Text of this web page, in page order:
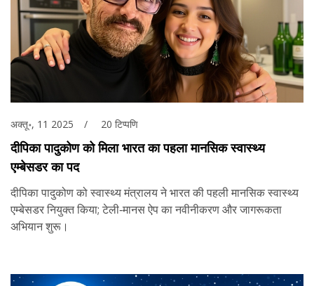
अक्तू॰, 11 2025 20 टिप्पणि
दीपिका पादुकोण को मिला भारत का पहला मानसिक स्वास्थ्य
एम्बेसडर का पद
दीपिका पादुकोण को स्वास्थ्य मंत्रालय ने भारत की पहली मानसिक स्वास्थ्य
एम्बेसडर नियुक्त किया; टेली‑मानस ऐप का नवीनीकरण और जागरूकता
अभियान शुरू।